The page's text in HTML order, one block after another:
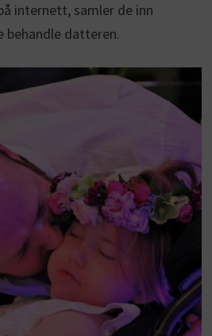
internett, samler de inn
behandle datteren.